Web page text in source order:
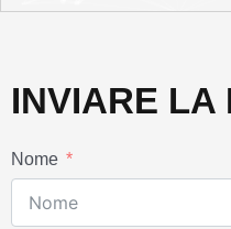
INVIARE LA
Nome